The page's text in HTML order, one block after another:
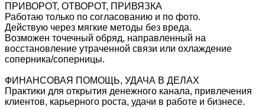
ПРИВОРОТ, ОТВОРОТ, ПРИВЯЗКА
Работаю только по согласованию и по фото.
Действую через мягкие методы без вреда.
Возможен точечный обряд, направленный на
восстановление утраченной связи или охлаждение
соперника/соперницы.
ФИНАНСОВАЯ ПОМОЩЬ, УДАЧА В ДЕЛАХ
Практики для открытия денежного канала, привлечения
клиентов, карьерного роста, удачи в работе и бизнесе.